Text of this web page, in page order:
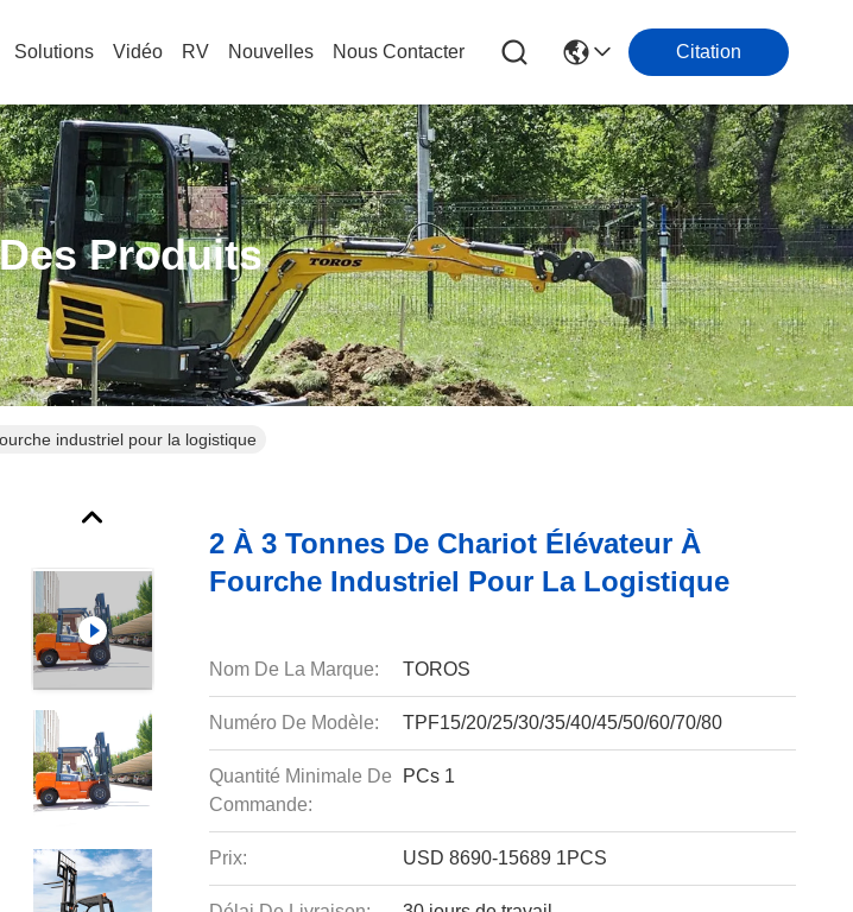
Solutions Vidéo RV Nouvelles Nous Contacter Citation
Produits
industriel pour la logistique
2 À 3 Tonnes De Chariot Élévateur À
Fourche Industriel Pour La Logistique
Nom De La Marque: TOROS
Numéro De Modèle: TPF15/20/25/30/35/40/45/50/60/70/80
Quantité Minimale De
Commande:
PCs 1
Prix: USD 8690-15689 1PCS